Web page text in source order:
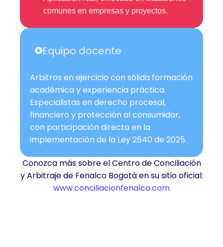
comunes en empresas y proyectos.
Equipo docente
Arbitros en ejercicio con sólida formación
académica y experiencia práctica.
Especialistas en derecho procesal,
financiero y protección al consumidor,
con participación directa en la
implementación de la Ley 2540 de 2025.
Conozca más sobre el Centro de Conciliación
y Arbitraje de Fenalco Bogotá en su sitio oficial:
www.conciliacionfenalco.com